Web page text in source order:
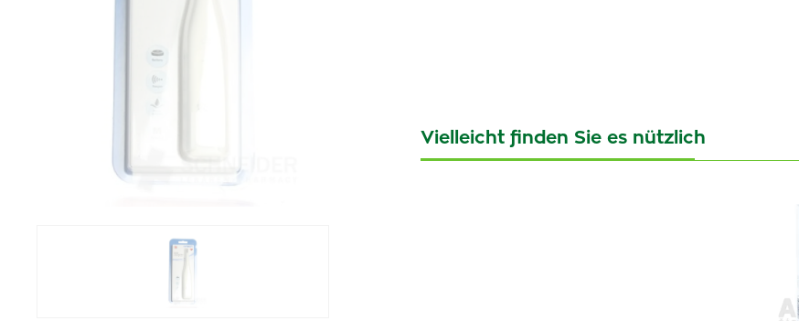
Vielleicht finden Sie es nützlich